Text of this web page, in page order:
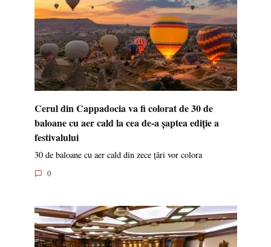
Cerul din Cappadocia va fi colorat de 30 de
baloane cu aer cald la cea de-a șaptea ediție a
festivalului
30 de baloane cu aer cald din zece țări vor colora
0